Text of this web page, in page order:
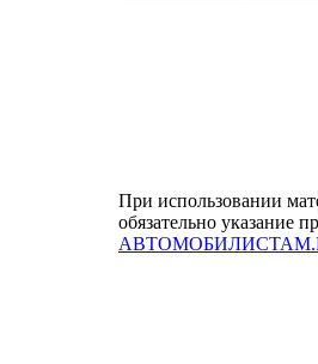
При использовании
обязательно указание